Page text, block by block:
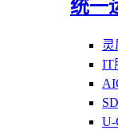
统一
灵
IT
U-